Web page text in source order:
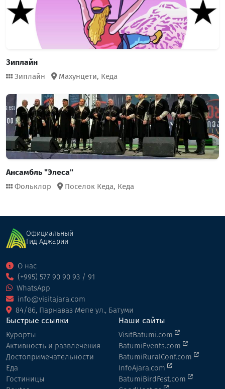
Зиплайн
Зиплайн Махунцети, Кеда
Ансамбль "Элеса"
Фольклор Поселок Кеда, Кеда
Официальный
Гид Аджарии
О нас
(+995) 577 90 90 93 / 91
WhatsApp
info@visitajara.com
84/86, Парнаваз Мепе ул., Батуми
Быстрые ссылки
Курорты
Активность и развлечения
Достопримечательности
Еда
Гостиницы
Наши сайты
VisitBatumi.com
BatumiEvents.com
BatumiRuralConf.com
InfoAjara.com
BatumiBirdFest.com